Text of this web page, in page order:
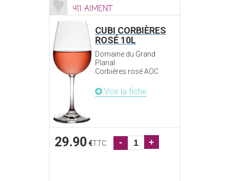
411 AIMENT
CUBI CORBIÈRES
ROSÉ 10L
Domaine du Grand
Planal
Corbières rosé AOC
Voir la fiche
29.90 €TTC - +